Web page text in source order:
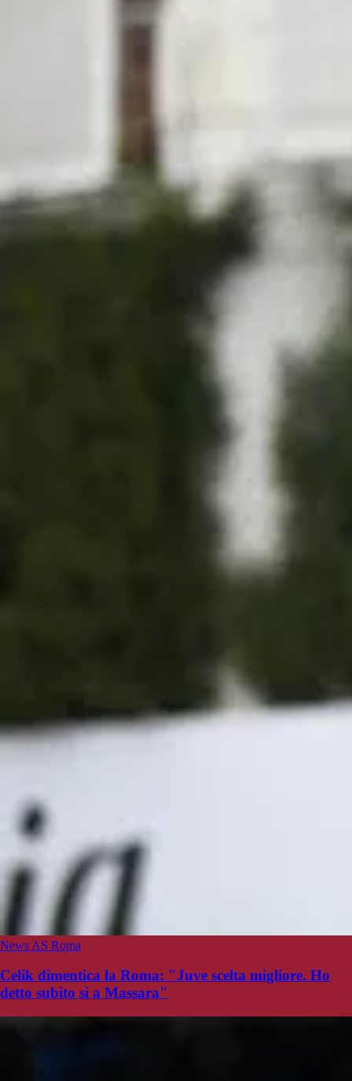
News AS Roma
Celik dimentica la Roma: "Juve scelta migliore. Ho
detto subito sì a Massara"